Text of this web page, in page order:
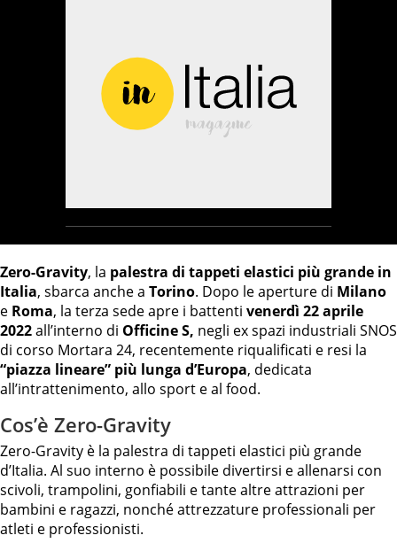
Zero-Gravity, la palestra di tappeti elastici più grande in
Italia, sbarca anche a Torino. Dopo le aperture di Milano
e Roma, la terza sede apre i battenti venerdì 22 aprile
2022all’interno di Officine S, negli ex spazi industriali SNOS
di corso Mortara 24, recentemente riqualificati e resi la
“piazza lineare” più lunga d’Europa, dedicata
all’intrattenimento, allo sport e al food.
Cos’è Zero-Gravity
Zero-Gravity è la palestra di tappeti elastici più grande
d’Italia. Al suo interno è possibile divertirsi e allenarsi con
scivoli, trampolini, gonfiabili e tante altre attrazioni per
bambini e ragazzi, nonché attrezzature professionali per
atleti e professionisti.